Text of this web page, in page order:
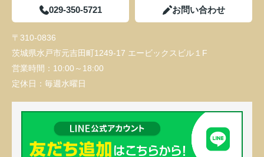
029-350-5721 お問い合わせ
〒310-0836
茨城県水戸市元吉田町1249-17 エービックスビル１F
営業時間： 10:00～18:00
定休日： 毎週水曜日